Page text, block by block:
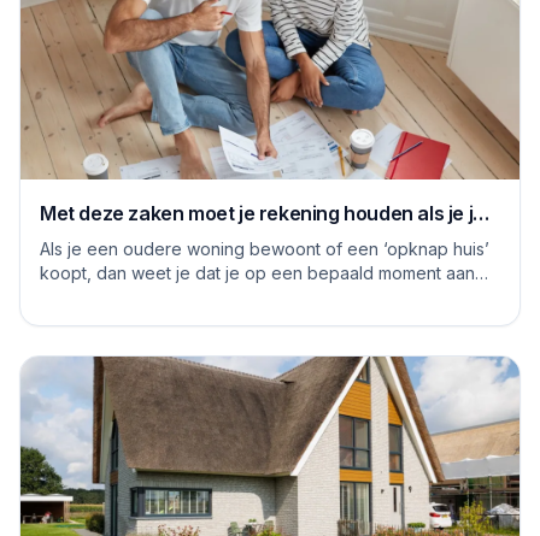
Met deze zaken moet je rekening houden als je je
huis grondig gaat renoveren
Als je een oudere woning bewoont of een ‘opknap huis’
koopt, dan weet je dat je op een bepaald moment aan